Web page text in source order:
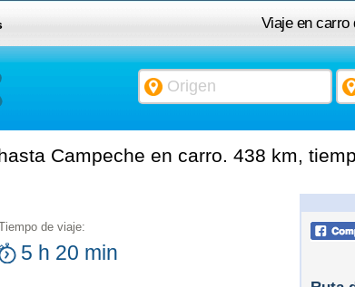
Viaje en carro
Campeche en carro. 438 km,
de viaje:
5 h 20 min